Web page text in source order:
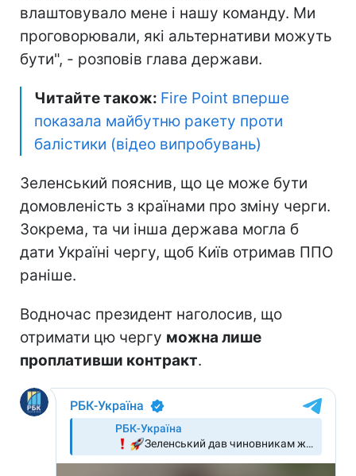
влаштовувало мене і нашу команду. Ми
проговорювали, які альтернативи можуть
бути", - розповів глава держави.
Читайте також: Fire Point вперше
показала майбутню ракету проти
балістики (відео випробувань)
Зеленський пояснив, що це може бути
домовленість з країнами про зміну черги.
Зокрема, та чи інша держава могла б
дати Україні чергу, щоб Київ отримав ППО
раніше.
Водночас президент наголосив, що
отримати цю чергу можна лише
проплативши контракт.